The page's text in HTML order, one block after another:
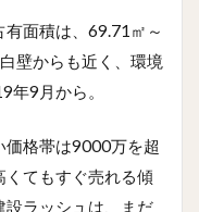
面積は、69.71㎡～
壁からも近く、環境
年9月から。
価格帯は9000万を超
くてもすぐ売れる傾
設ラッシュは、まだ